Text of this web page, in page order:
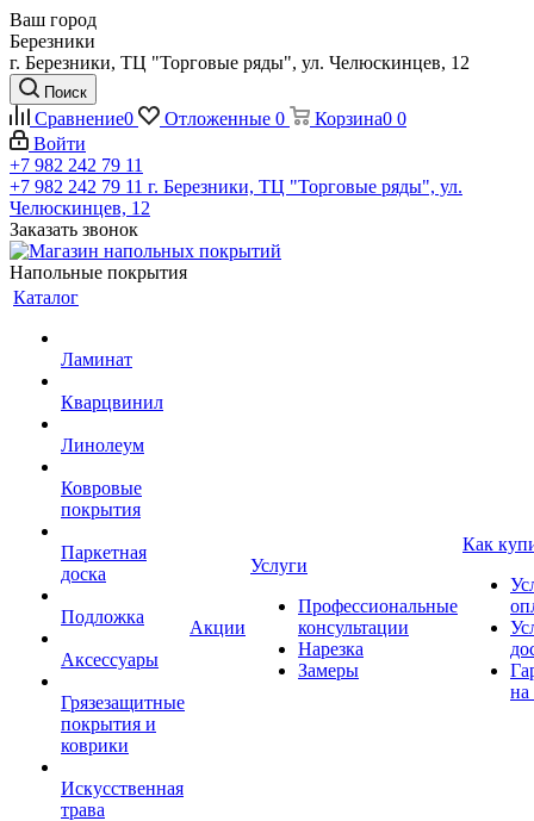
Ваш город
Березники
г. Березники, ТЦ "Торговые ряды", ул. Челюскинцев, 12
Поиск
Сравнение0 Отложенные 0 Корзина0 0
Войти
+7 982 242 79 11
+7 982 242 79 11 г. Березники, ТЦ "Торговые ряды", ул.
Челюскинцев, 12
Заказать звонок
Напольные покрытия
Каталог
Ламинат
Кварцвинил
Линолеум
Ковровые
покрытия
Паркетная
доска
Подложка
Аксессуары
Грязезащитные
покрытия и
коврики
Искусственная
трава
Акции
Услуги
Профессиональные
консультации
Нарезка
Замеры
Как
на